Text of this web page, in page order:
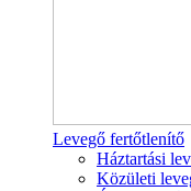
Levegő fertőtlenítő
Háztartási
Közületi